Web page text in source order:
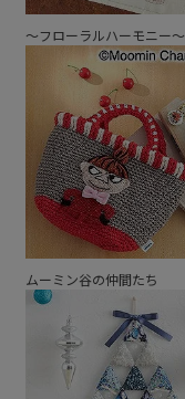
～フローラルハーモニー～
ムーミン谷の仲間たち